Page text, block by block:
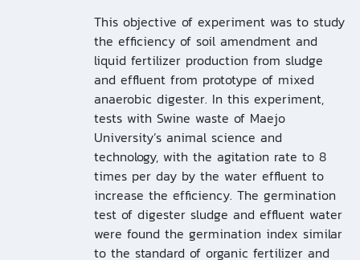
This objective of experiment was to study
the efficiency of soil amendment and
liquid fertilizer production from sludge
and effluent from prototype of mixed
anaerobic digester. In this experiment,
tests with Swine waste of Maejo
University’s animal science and
technology, with the agitation rate to 8
times per day by the water effluent to
increase the efficiency. The germination
test of digester sludge and effluent water
were found the germination index similar
to the standard of organic fertilizer and